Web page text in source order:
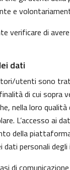
e
verificare di
dati
utenti sono
di cui sopra
nella loro
L’accesso ai
della
dati personali
di